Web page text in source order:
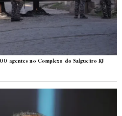
agentes no Complexo do Salgueiro RJ